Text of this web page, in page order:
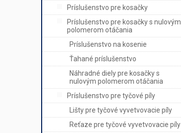
Príslušenstvo pre kosačky
Príslušenstvo pre kosačky s nulovým
polomerom otáčania
Príslušenstvo na kosenie
Ťahané príslušenstvo
Náhradné diely pre kosačky s
nulovým polomerom otáčania
Príslušenstvo pre tyčové píly
Lišty pre tyčové vyvetvovacie píly
Reťaze pre tyčové vyvetvovacie píly